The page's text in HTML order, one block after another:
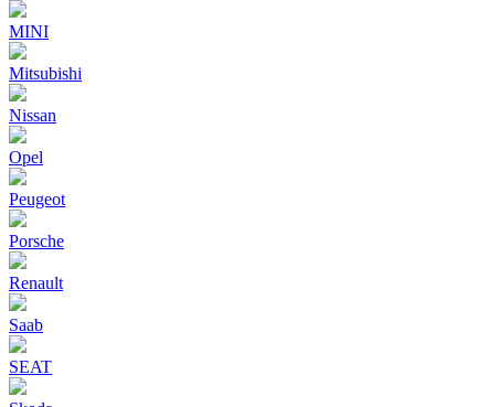
MINI
Mitsubishi
Nissan
Opel
Peugeot
Porsche
Renault
Saab
SEAT